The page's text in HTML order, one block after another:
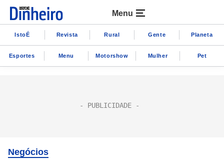
Menu
IstoÉ Revista Rural Gente Planeta
Esportes Menu Motorshow Mulher Pet
Negócios